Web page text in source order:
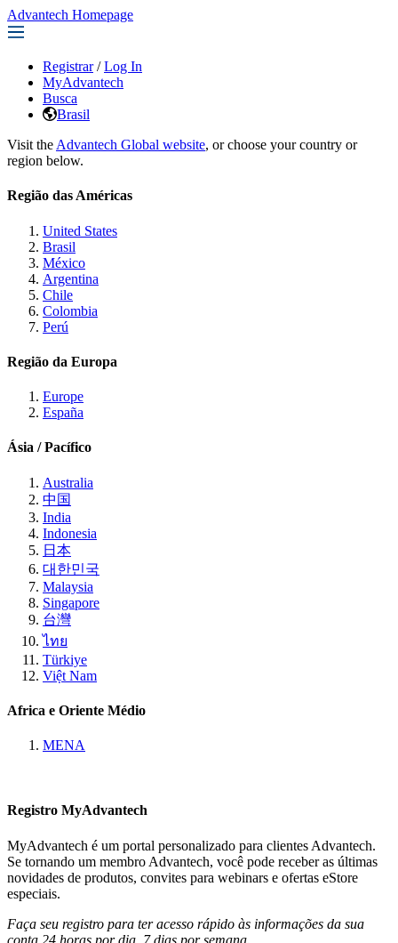
Advantech Homepage
Registrar / Log In
MyAdvantech
Busca
Brasil
Visit the Advantech Global website, or choose your country or
region below.
Região das Américas
United States
Brasil
México
Argentina
Chile
Colombia
Perú
Região da Europa
Europe
España
Ásia / Pacífico
Australia
中国
India
Indonesia
日本
대한민국
Malaysia
Singapore
台灣
ไทย
Türkiye
Việt Nam
Africa e Oriente Médio
MENA
Registro MyAdvantech
MyAdvantech é um portal personalizado para clientes Advantech.
Se tornando um membro Advantech, você pode receber as últimas
novidades de produtos, convites para webinars e ofertas eStore
especiais.
Faça seu registro para ter acesso rápido às informações da sua
conta 24 horas por dia, 7 dias por semana.